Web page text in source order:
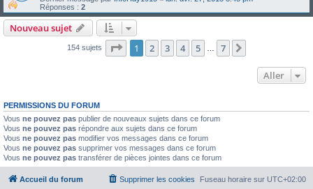
Réponses : 2
Nouveau sujet
154 sujets Page 1sur7
1 2 3 4 5 7
Aller
PERMISSIONS DU FORUM
Vous ne pouvez pas publier de nouveaux sujets dans ce forum
Vous ne pouvez pas répondre aux sujets dans ce forum
Vous ne pouvez pas modifier vos messages dans ce forum
Vous ne pouvez pas supprimer vos messages dans ce forum
Vous ne pouvez pas transférer de pièces jointes dans ce forum
Accueil du forum Fuseau horaire sur UTC+02:00
Supprimer les cookies